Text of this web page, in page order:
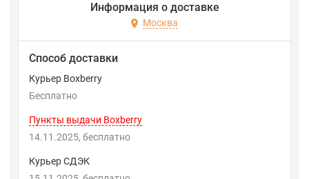
Информация о доставке
Москва
Способ доставки
Курьер Boxberry
Бесплатно
Пункты выдачи Boxberry
14.11.2025
Бесплатно
Курьер СДЭК